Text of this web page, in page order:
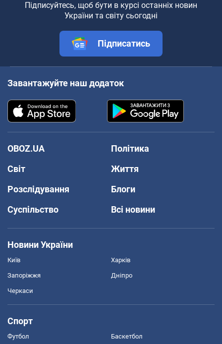
Підписуйтесь, щоб бути в курсі останніх новин
України та світу сьогодні
Підписатись
Завантажуйте наш додаток
OBOZ.UA
Політика
Світ
Життя
Розслідування
Блоги
Суспільство
Всі новини
Новини України
Київ Харків
Запоріжжя Дніпро
Черкаси
Спорт
Футбол Баскетбол